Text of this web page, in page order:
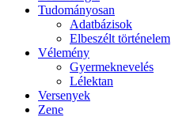
Tudományosan
Adatbázisok
Elbeszélt történelem
Vélemény
Gyermeknevelés
Lélektan
Versenyek
Zene